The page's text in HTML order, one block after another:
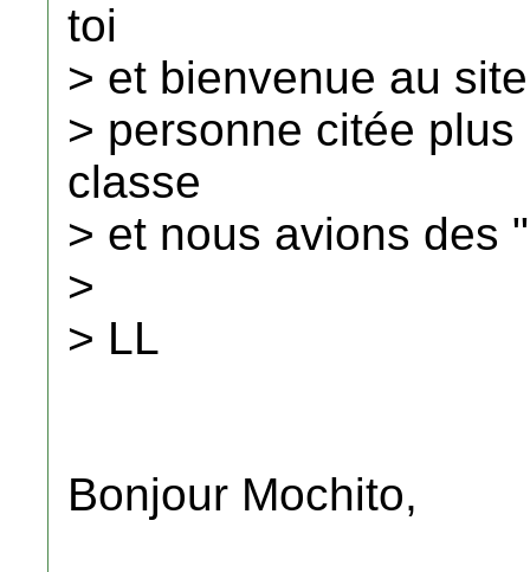
toi
> et bienvenue au
> personne citée
classe
> et nous avions des
>
> LL
Bonjour Mochito,